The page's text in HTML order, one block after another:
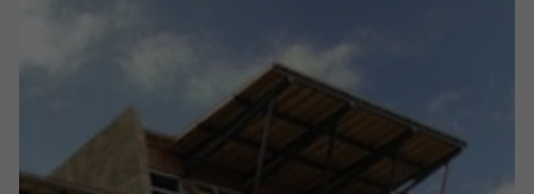
Escapadinhas
Cruzeiros